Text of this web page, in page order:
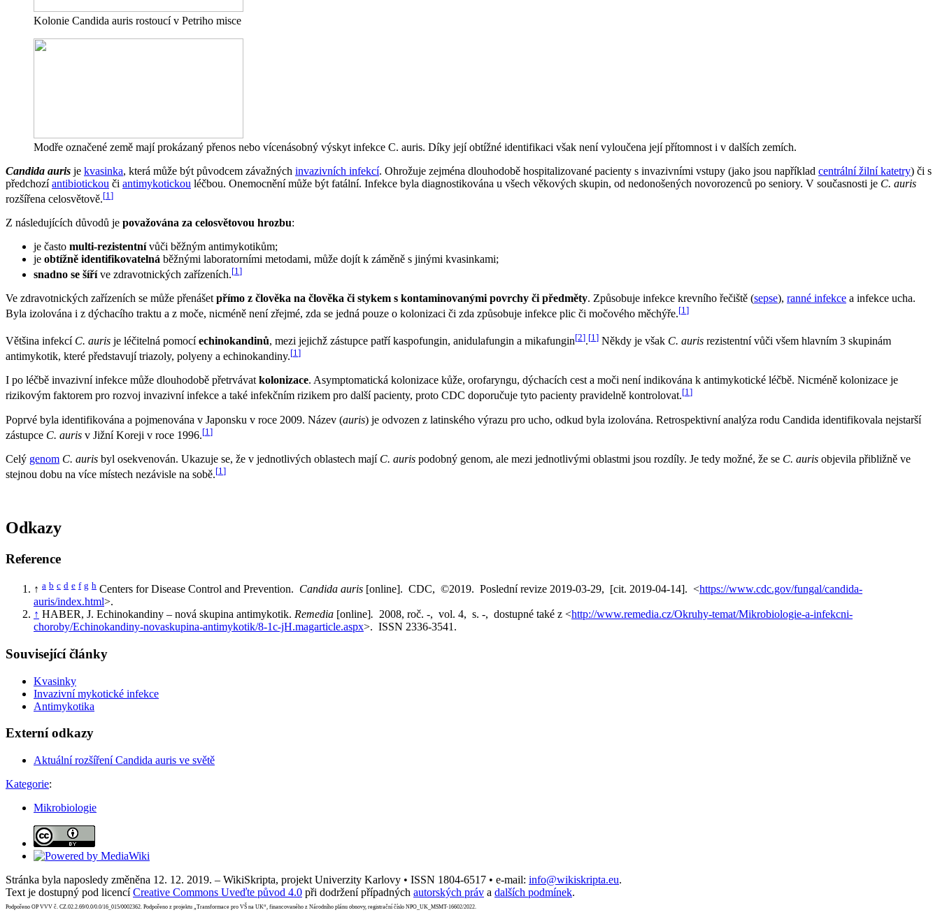
Kolonie Candida auris rostoucí v Petriho misce
Modře označené země mají prokázaný přenos nebo vícenásobný výskyt infekce C. auris. Díky její obtížné identifikaci však není vyloučena její přítomnost i v dalších zemích.
Candida auris je kvasinka, která může být původcem závažných invazivních infekcí. Ohrožuje zejména dlouhodobě hospitalizované pacienty s invazivními vstupy (jako jsou například centrální žilní katetry) či s
předchozíantibiotickou či antimykotickou léčbou. Onemocnění může být fatální. Infekce byla diagnostikována u všech věkových skupin, od nedonošených novorozenců po seniory. V současnosti je C. auris
rozšířena celosvětově.[1 ]
Z následujících důvodů je považována za celosvětovou hrozbu:
je často multi-rezistentnívůči běžným antimykotikům;
je obtížně identifikovatelná běžnými laboratorními metodami, může dojít k záměně s jinými kvasinkami;
snadno se šíříve zdravotnických zařízeních.[1]
Ve zdravotnických zařízeních se může přenášet přímo z člověka na člověka či stykem s kontaminovanými povrchy či předměty. Způsobuje infekce krevního řečiště (sepse), ranné infekce a infekce ucha.
Byla izolována i z dýchacího traktu a z moče, nicméně není zřejmé, zda se jedná pouze o kolonizaci či zda způsobuje infekce plic či močového měchýře.[1]
Většina infekcí C. auris je léčitelná pomocíechinokandinů, mezi jejichž zástupce patří kaspofungin, anidulafungin a mikafungin[2].[1 ] Někdy je však C. auris rezistentní vůči všem hlavním 3 skupinám
antimykotik, které představují triazoly, polyeny a echinokandiny.[1]
I po léčbě invazivní infekce může dlouhodobě přetrvávat kolonizace. Asymptomatická kolonizace kůže, orofaryngu, dýchacích cest a moči není indikována k antimykotické léčbě. Nicméně kolonizace je
rizikovým faktorem pro rozvoj invazivní infekce a také infekčním rizikem pro další pacienty, proto CDC doporučuje tyto pacienty pravidelně kontrolovat.[1]
Poprvé byla identifikována a pojmenována v Japonsku v roce 2009. Název (auris) je odvozen z latinského výrazu pro ucho, odkud byla izolována. Retrospektivní analýza rodu Candida identifikovala nejstarší
zástupce C. auris v Jižní Koreji v roce 1996.[1 ]
Celý genom C. auris byl osekvenován. Ukazuje se, že v jednotlivých oblastech mají C. auris podobný genom, ale mezi jednotlivými oblastmi jsou rozdíly. Je tedy možné, že se C. auris objevila přibližně ve
stejnou dobu na více místech nezávisle na sobě.[1 ]
Odkazy
Reference
↑ a b c d e f g h Centers for Disease Control and Prevention. Candida auris [online]. CDC, ©2019. Poslední revize 2019-03-29, [cit. 2019-04-14]. <https://www.cdc.gov/fungal/candida-
auris/index.html>.
↑ HABER, J. Echinokandiny – nová skupina antimykotik. Remedia [online]. 2008, roč. -, vol. 4, s. -, dostupné také z <http://www.remedia.cz/Okruhy-temat/Mikrobiologie-a-infekcni-
choroby/Echinokandiny-novaskupina-antimykotik/8-1c-jH.magarticle.aspx>. ISSN 2336-3541.
Související články
Kvasinky
Invazivní mykotické infekce
Antimykotika
Externí odkazy
Aktuální rozšíření Candida auris ve světě
Kategorie:
Mikrobiologie
Stránka byla naposledy změněna 12. 12. 2019. – WikiSkripta, projekt Univerzity Karlovy • ISSN 1804-6517 • e-mail: info@wikiskripta.eu.
Text je dostupný pod licencíCreative Commons Uveďte původ 4.0 při dodržení případných autorských práv a dalších podmínek.
Podpořeno OP VVV č. CZ.02.2.69/0.0/0.0/16_015/0002362. Podpořeno z projektu „Transformace pro VŠ na UK“, financovaného z Národního plánu obnovy, registrační číslo NPO_UK_MSMT-16602/2022.